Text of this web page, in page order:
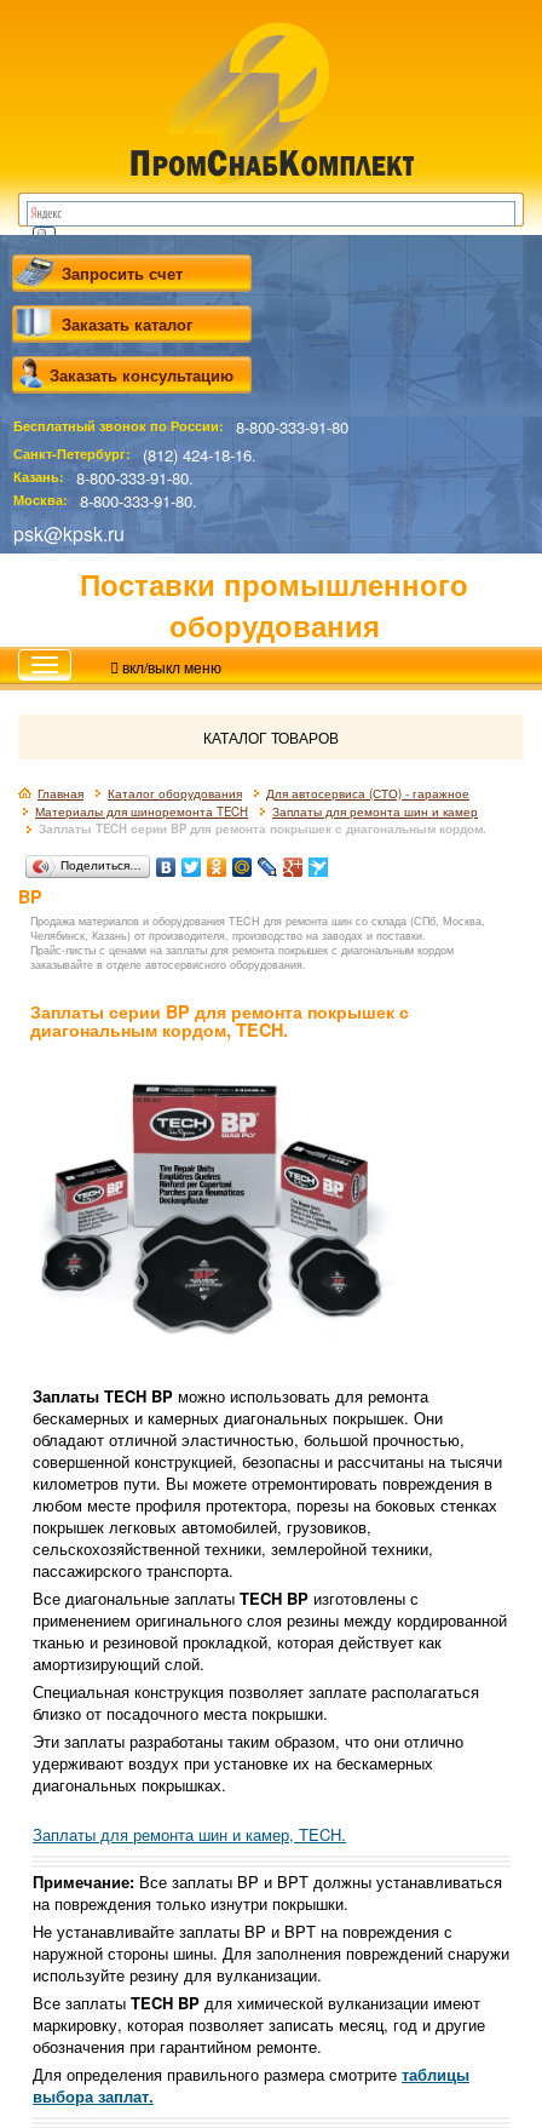
Запросить счет
Заказать каталог
Заказать консультацию
Бесплатный звонок по России: 8-800-333-91-80
Санкт-Петербург: (812) 424-18-16.
Казань: 8-800-333-91-80.
Москва: 8-800-333-91-80.
psk@kpsk.ru
Поставки промышленного
оборудования
вкл/выкл меню
КАТАЛОГ ТОВАРОВ
Главная Каталог оборудования
Для автосервиса (СТО) - гаражное
Материалы для шиноремонта TECH
Заплаты для ремонта шин и камер
Заплаты TECH серии BP для ремонта покрышек с диагональным кордом.
Поделиться…
BP
Продажа материалов и оборудования TECH для ремонта шин со склада (СПб, Москва,
Челябинск, Казань) от производителя, производство на заводах и поставки.
Прайс-листы с ценами на заплаты для ремонта покрышек с диагональным кордом
заказывайте в отделе автосервисного оборудования.
Заплаты серии BP для ремонта покрышек с
диагональным кордом, TECH.
Заплаты TECH BP можно использовать для ремонта
бескамерных и камерных диагональных покрышек. Они
обладают отличной эластичностью, большой прочностью,
совершенной конструкцией, безопасны и рассчитаны на тысячи
километров пути. Вы можете отремонтировать повреждения в
любом месте профиля протектора, порезы на боковых стенках
покрышек легковых автомобилей, грузовиков,
сельскохозяйственной техники, землеройной техники,
пассажирского транспорта.
Все диагональные заплаты TECH BP изготовлены с
применением оригинального слоя резины между кордированной
тканью и резиновой прокладкой, которая действует как
амортизирующий слой.
Специальная конструкция позволяет заплате располагаться
близко от посадочного места покрышки.
Эти заплаты разработаны таким образом, что они отлично
удерживают воздух при установке их на бескамерных
диагональных покрышках.
Заплаты для ремонта шин и камер, TECH.
Примечание: Все заплаты BP и BPT должны устанавливаться
на повреждения только изнутри покрышки.
Не устанавливайте заплаты BP и BPT на повреждения с
наружной стороны шины. Для заполнения повреждений снаружи
используйте резину для вулканизации.
Все заплаты TECH BP для химической вулканизации имеют
маркировку, которая позволяет записать месяц, год и другие
обозначения при гарантийном ремонте.
Для определения правильного размера смотрите таблицы
выбора заплат.